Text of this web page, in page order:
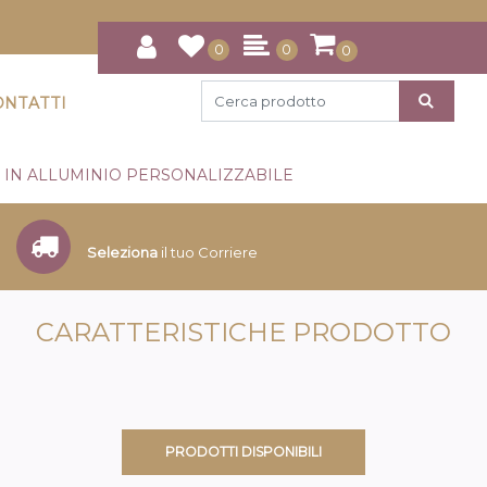
0 0 0
IN ALLUMINIO PERSONALIZZABILE
Seleziona il tuo Corriere
CARATTERISTICHE PRODOTTO
PRODOTTI DISPONIBILI